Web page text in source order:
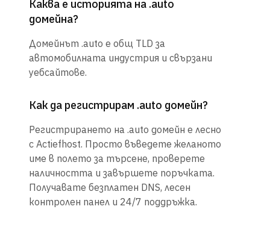
Каква е историята на .auto
домейна?
Домейнът .auto е общ TLD за
автомобилната индустрия и свързани
уебсайтове.
Как да регистрирам .auto домейн?
Регистрирането на .auto домейн е лесно
с Actiefhost. Просто въведете желаното
име в полето за търсене, проверете
наличността и завършете поръчката.
Получавате безплатен DNS, лесен
контролен панел и 24/7 поддръжка.